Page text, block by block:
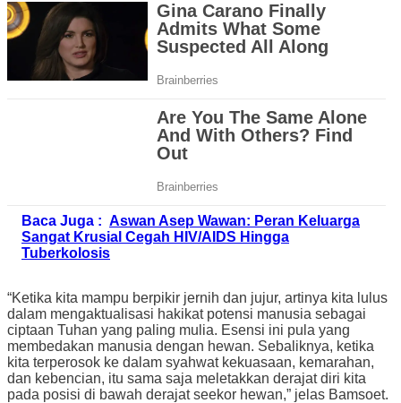
Baca Juga : Aswan Asep Wawan: Peran Keluarga
Sangat Krusial Cegah HIV/AIDS Hingga
Tuberkolosis
“Ketika kita mampu berpikir jernih dan jujur, artinya kita lulus
dalam mengaktualisasi hakikat potensi manusia sebagai
ciptaan Tuhan yang paling mulia. Esensi ini pula yang
membedakan manusia dengan hewan. Sebaliknya, ketika
kita terperosok ke dalam syahwat kekuasaan, kemarahan,
dan kebencian, itu sama saja meletakkan derajat diri kita
pada posisi di bawah derajat seekor hewan,” jelas Bamsoet.